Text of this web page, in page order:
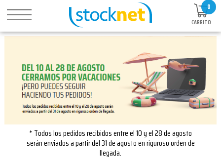
0
CARRITO
* Todos los pedidos recibidos entre el 10 y el 28 de agosto
serán enviados a partir del 31 de agosto en riguroso orden de
llegada.